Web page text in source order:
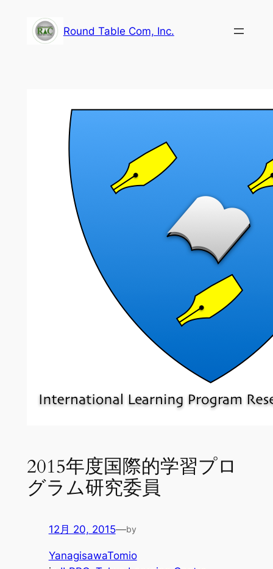
Round Table Com, Inc.
2015年度国際的学習プロ
グラム研究委員
12月 20, 2015—by
YanagisawaTomio